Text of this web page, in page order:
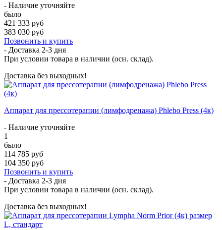
- Наличие уточняйте
было
421 333 руб
383 030 руб
Позвонить и купить
- Доставка 2-3 дня
При условии товара в наличии (осн. склад).
Доставка без выходных!
Аппарат для прессотерапии (лимфодренажа) Phlebo Press (4к)
- Наличие уточняйте
1
было
114 785 руб
104 350 руб
Позвонить и купить
- Доставка 2-3 дня
При условии товара в наличии (осн. склад).
Доставка без выходных!